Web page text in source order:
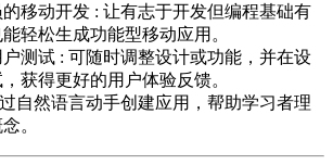
移动开发 : 让有志于开发但编程基础有
轻松生成功能型移动应用。
测试 : 可随时调整设计或功能，并在设
获得更好的用户体验反馈。
自然语言动手创建应用，帮助学习者理
。